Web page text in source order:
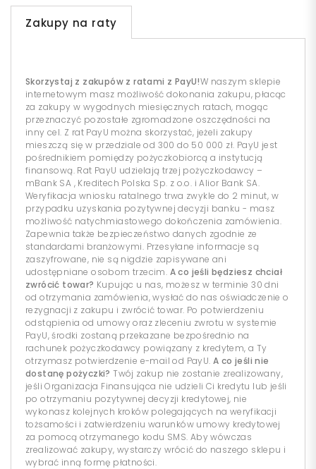
Zakupy na raty
Skorzystaj z zakupów z ratami z PayU!W naszym sklepie
internetowym masz możliwość dokonania zakupu, płacąc
za zakupy w wygodnych miesięcznych ratach, mogąc
przeznaczyć pozostałe zgromadzone oszczędności na
inny cel. Z rat PayU można skorzystać, jeżeli zakupy
mieszczą się w przedziale od 300 do 50 000 zł. PayU jest
pośrednikiem pomiędzy pożyczkobiorcą a instytucją
finansową. Rat PayU udzielają trzej pożyczkodawcy –
mBank SA , Kreditech Polska Sp. z o.o. i Alior Bank SA.
Weryfikacja wniosku ratalnego trwa zwykle do 2 minut, w
przypadku uzyskania pozytywnej decyzji banku - masz
możliwość natychmiastowego dokończenia zamówienia.
Zapewnia także bezpieczeństwo danych zgodnie ze
standardami branżowymi. Przesyłane informacje są
zaszyfrowane, nie są nigdzie zapisywane ani
udostępniane osobom trzecim. A co jeśli będziesz chciał
zwrócić towar? Kupując u nas, możesz w terminie 30 dni
od otrzymania zamówienia, wysłać do nas oświadczenie o
rezygnacji z zakupu i zwrócić towar. Po potwierdzeniu
odstąpienia od umowy oraz zleceniu zwrotu w systemie
PayU, środki zostaną przekazane bezpośrednio na
rachunek pożyczkodawcy powiązany z kredytem, a Ty
otrzymasz potwierdzenie e-mail od PayU. A co jeśli nie
dostanę pożyczki? Twój zakup nie zostanie zrealizowany,
jeśli Organizacja Finansująca nie udzieli Ci kredytu lub jeśli
po otrzymaniu pozytywnej decyzji kredytowej, nie
wykonasz kolejnych kroków polegających na weryfikacji
tożsamości i zatwierdzeniu warunków umowy kredytowej
za pomocą otrzymanego kodu SMS. Aby wówczas
zrealizować zakupy, wystarczy wrócić do naszego sklepu i
wybrać inną formę płatności.